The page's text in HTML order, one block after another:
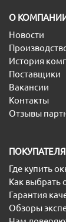
O
Новости
История
Поставщики
Вакансии
Контакты
Отзывы
Где купить
Как выбрать
Гарантия
Обзоры